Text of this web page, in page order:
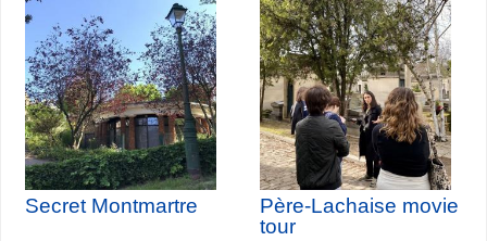
Secret Montmartre
Père-Lachaise movie
tour